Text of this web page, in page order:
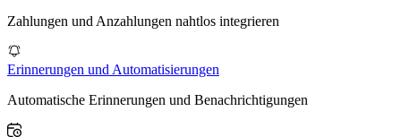
Zahlungen und Anzahlungen nahtlos integrieren
Erinnerungen und Automatisierungen
Automatische Erinnerungen und Benachrichtigungen